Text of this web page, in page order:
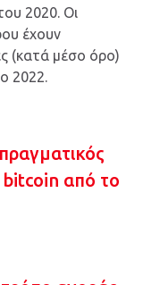
2020. Οι
έχουν
(κατά μέσο όρο)
2022.
bitcoin από το